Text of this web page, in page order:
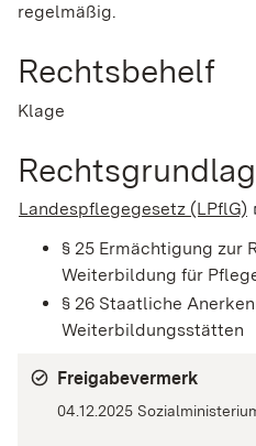
regelmäßig.
Rechtsbehelf
Klage
Landespflegegesetz (LPflG)
§ 25 Ermächtigung zur
Weiterbildung für
§ 26 Staatliche
Weiterbildungsstätten
Freigabevermerk
04.12.2025